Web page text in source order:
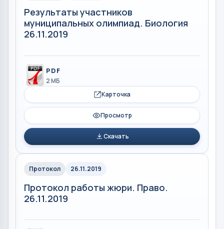
Результаты участников
муниципальных олимпиад. Биология
26.11.2019
PDF
2 МБ
Карточка
Просмотр
Скачать
Протокол 26.11.2019
Протокол работы жюри. Право.
26.11.2019